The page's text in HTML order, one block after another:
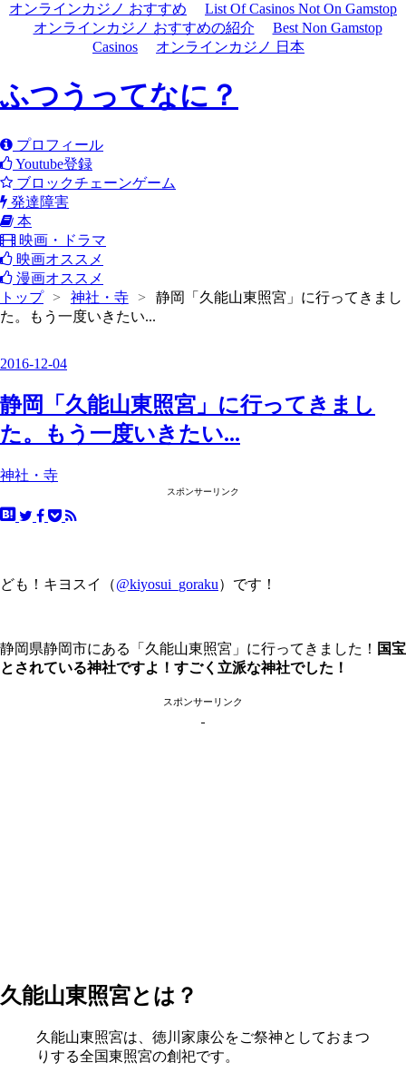
オンラインカジノ おすすめ
List Of Casinos Not On Gamstop
オンラインカジノ おすすめの紹介
Best Non Gamstop
Casinos
オンラインカジノ 日本
ふつうってなに？
プロフィール
Youtube登録
ブロックチェーンゲーム
発達障害
本
映画・ドラマ
映画オススメ
漫画オススメ
トップ
> 神社・寺 >
静岡「久能山東照宮」に行ってきまし
た。もう一度いきたい...
2016-12-04
静岡「久能山東照宮」に行ってきまし
た。もう一度いきたい...
神社・寺
スポンサーリンク
ども！キヨスイ（@kiyosui_goraku）です！
静岡県静岡市にある「久能山東照宮」に行ってきました！ 国宝
とされている神社ですよ！すごく立派な神社でした！
スポンサーリンク
久能山東照宮とは？
久能山東照宮は、徳川家康公をご祭神としておまつ
りする全国東照宮の創祀です。